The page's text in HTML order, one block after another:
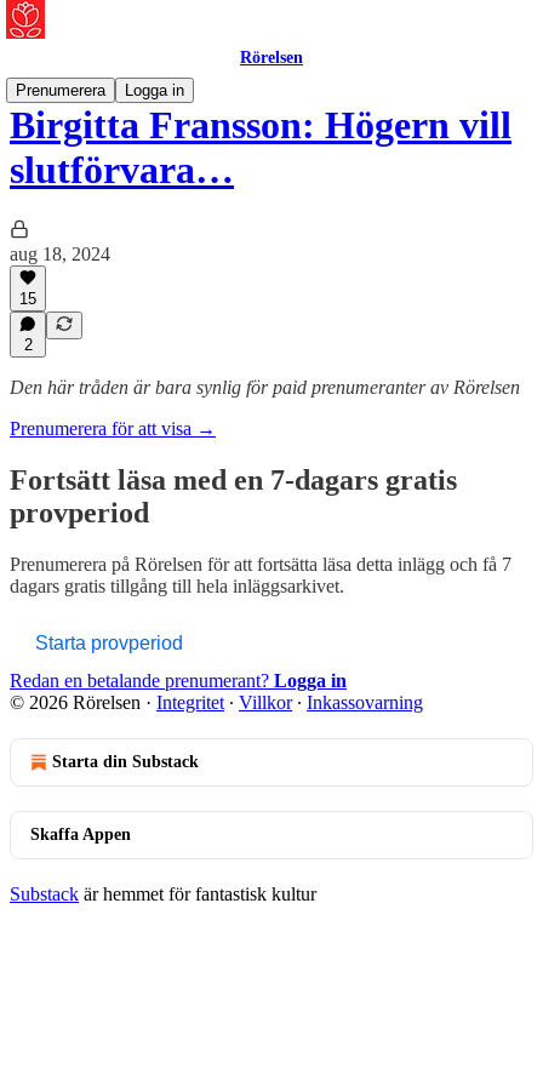
Rörelsen
Prenumerera
Logga in
Birgitta Fransson: Högern vill
slutförvara…
aug 18, 2024
15
2
Den här tråden är bara synlig för paid prenumeranter av Rörelsen
Prenumerera för att visa →
Fortsätt läsa med en 7-dagars gratis
provperiod
Prenumerera på Rörelsen för att fortsätta läsa detta inlägg och få 7
dagars gratis tillgång till hela inläggsarkivet.
Starta provperiod
Redan en betalande prenumerant? Logga in
© 2026 Rörelsen · Integritet ∙ Villkor∙ Inkassovarning
Starta din Substack
Skaffa Appen
Substack är hemmet för fantastisk kultur